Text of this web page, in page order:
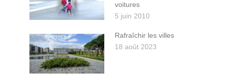
voitures
5 juin 2010
Rafraîchir les villes
18 août 2023